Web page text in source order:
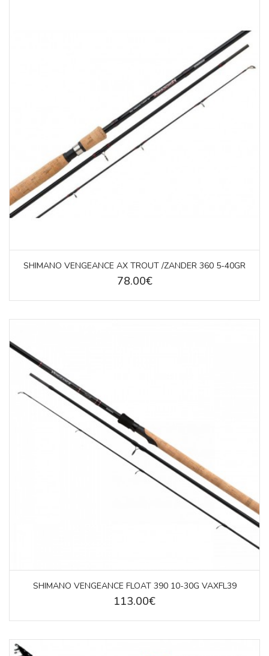
SHIMANO VENGEANCE AX TROUT /ZANDER 360 5-40GR
78.00€
SHIMANO VENGEANCE FLOAT 390 10-30G VAXFL39
113.00€